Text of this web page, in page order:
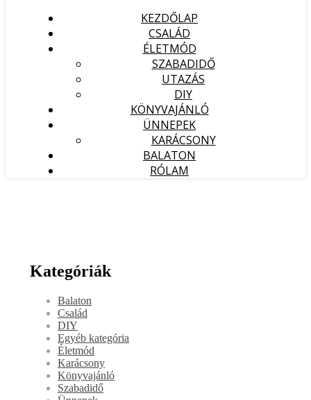
KEZDŐLAP
CSALÁD
ÉLETMÓD
SZABADIDŐ
UTAZÁS
DIY
KÖNYVAJÁNLÓ
ÜNNEPEK
KARÁCSONY
BALATON
RÓLAM
Kategóriák
Balaton
Család
DIY
Egyéb kategória
Életmód
Karácsony
Könyvajánló
Szabadidő